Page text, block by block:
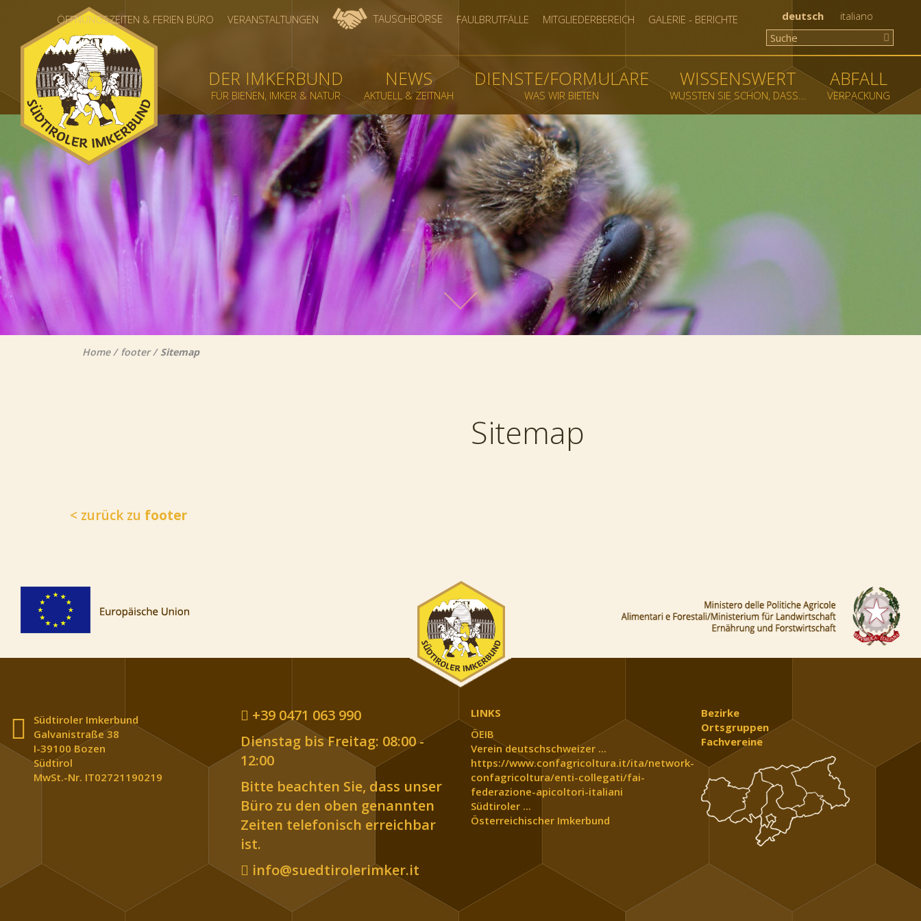
ÖFFNUNGSZEITEN & FERIEN BÜRO VERANSTALTUNGEN TAUSCHBÖRSE FAULBRUTFÄLLE MITGLIEDERBEREICH GALERIE - BERICHTE deutsch italiano
DER IMKERBUND
FÜR BIENEN, IMKER & NATUR
NEWS
AKTUELL & ZEITNAH
DIENSTE/FORMULARE
WAS WIR BIETEN
WISSENSWERT
WUSSTEN SIE SCHON, DASS...
ABFALL
VERPACKUNG
Home footer Sitemap
Sitemap
< zurück zu footer
Südtiroler Imkerbund
Galvanistraße 38
I-39100 Bozen
Südtirol
MwSt.-Nr. IT02721190219
+39 0471 063 990
Dienstag bis Freitag: 08:00 -
12:00
Bitte beachten Sie, dass unser
Büro zu den oben genannten
Zeiten telefonisch erreichbar
ist.
info@suedtirolerimker.it
LINKS
ÖEIB
Verein deutschschweizer ...
https://www.confagricoltura.it/ita/network-
confagricoltura/enti-collegati/fai-
federazione-apicoltori-italiani
Südtiroler ...
Österreichischer Imkerbund
Bezirke
Ortsgruppen
Fachvereine